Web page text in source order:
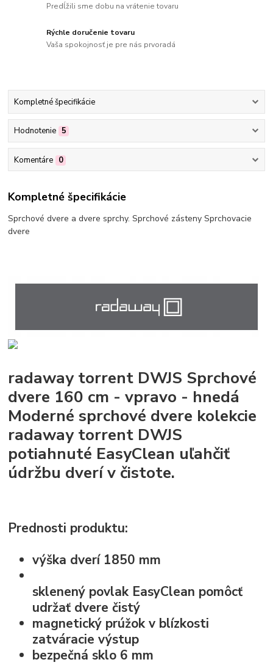
Predĺžili sme dobu na vrátenie tovaru
Rýchle doručenie tovaru
Vaša spokojnosť je pre nás prvoradá
Kompletné špecifikácie
Hodnotenie 5
Komentáre 0
Kompletné špecifikácie
Sprchové dvere a dvere sprchy. Sprchové zásteny Sprchovacie
dvere
radaway torrent DWJS Sprchové
dvere 160 cm - vpravo - hnedá
Moderné sprchové dvere kolekcie
radaway torrent DWJS
potiahnuté EasyClean uľahčiť
údržbu dverí v čistote.
Prednosti produktu:
výška dverí 1850 mm
sklenený povlak EasyClean pomôcť
udržať dvere čistý
magnetický prúžok v blízkosti
zatváracie výstup
bezpečnásklo 6 mm